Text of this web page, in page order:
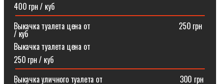
400 грн / куб
Выкачка туалета цена от ⠀⠀⠀⠀⠀⠀⠀⠀⠀⠀⠀⠀⠀⠀⠀250 грн
/ куб
Выкачка туалета цена от
250 грн / куб
Выкачка уличного туалета от ⠀⠀⠀⠀⠀⠀⠀⠀⠀⠀⠀⠀⠀300 грн